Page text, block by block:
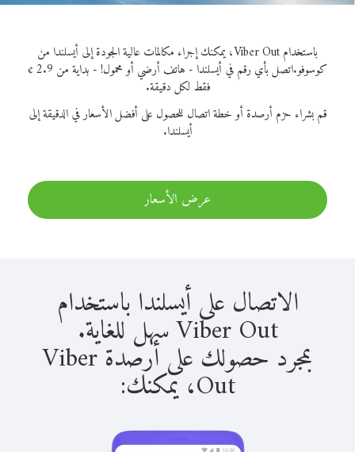
باستخدام Viber Out، يمكنك إجراء مكالمات عالية الجودة إلى أيسلندا من
كوسوفو.
اتصل بأي رقم في أيسلندا - هاتف أرضي أو محمول! - بداية من 2.9 ¢
فقط لكل دقيقة.
قم بشراء حزم أرصدة أو خطة اتصال للحصول على أفضل الأسعار في الدقيقة إلى
أيسلندا.
عرض الأسعار
الاتصال على أيسلندا باستخدام
Viber Out سهل للغاية.
بمجرد حصولك على أرصدة Viber
Out، يمكنك: